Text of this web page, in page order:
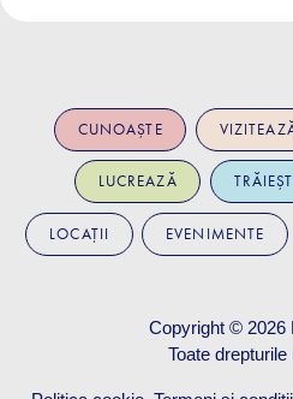
CUNOAȘTE
LUCREAZĂ
LOCAȚII EVENIMENTE
Copyright © 2026
Toate